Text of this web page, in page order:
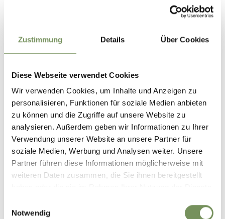
Zustimmung Details Über Cookies
Diese Webseite verwendet Cookies
Wir verwenden Cookies, um Inhalte und Anzeigen zu
personalisieren, Funktionen für soziale Medien anbieten
zu können und die Zugriffe auf unsere Website zu
analysieren. Außerdem geben wir Informationen zu Ihrer
Verwendung unserer Website an unsere Partner für
soziale Medien, Werbung und Analysen weiter. Unsere
Partner führen diese Informationen möglicherweise mit
weiteren Daten zusammen, die Sie ihnen bereitgestellt
Notwendig
PRUNNER - MODA-SPORT
Shopping da Prunner al centro di Scena: dirndl e costumi tradizionali,
abbigliamento per escursionismo e molt‘altro.
T+39 0473 943710